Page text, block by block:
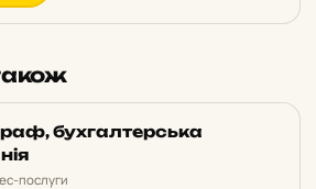
бухгалтерська
послуги